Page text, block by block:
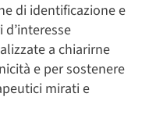
di identificazione e
a chiarirne
e per sostenere
mirati e